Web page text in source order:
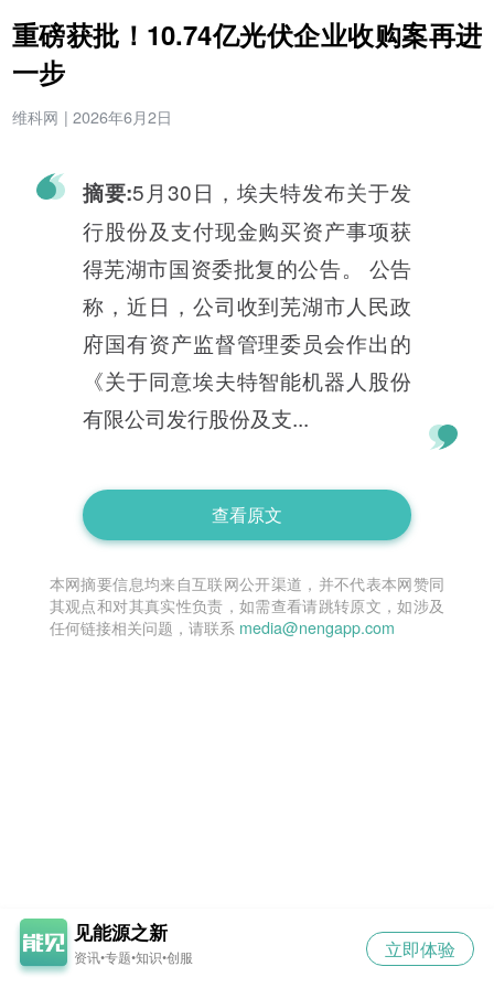
重磅获批！10.74亿光伏企业收购案再进
一步
维科网 | 2026年6月2日
摘要:5月30日，埃夫特发布关于发
行股份及支付现金购买资产事项获
得芜湖市国资委批复的公告。 公告
称，近日，公司收到芜湖市人民政
府国有资产监督管理委员会作出的
《关于同意埃夫特智能机器人股份
有限公司发行股份及支...
查看原文
本网摘要信息均来自互联网公开渠道，并不代表本网赞同
其观点和对其真实性负责，如需查看请跳转原文，如涉及
任何链接相关问题，请联系 media@nengapp.com
见能源之新
资讯•专题•知识•创服 立即体验